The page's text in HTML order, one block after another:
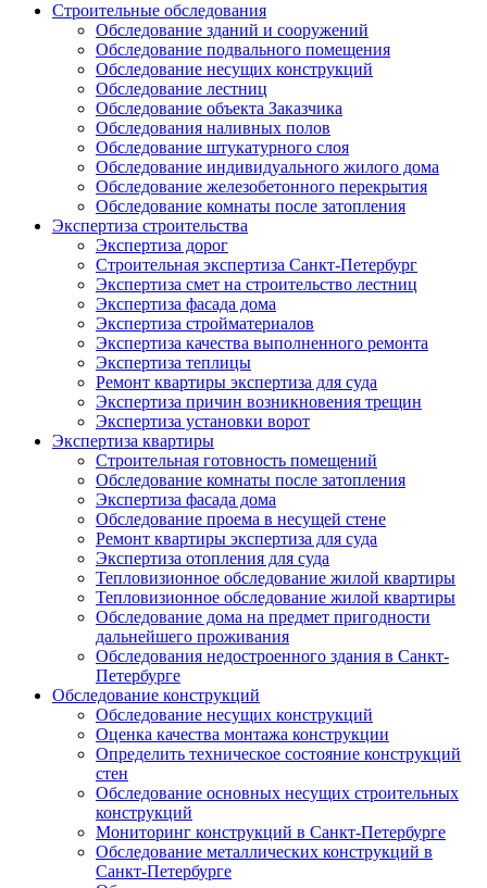
Строительные обследования
Обследование зданий и сооружений
Обследование подвального помещения
Обследование несущих конструкций
Обследование лестниц
Обследование объекта Заказчика
Обследования наливных полов
Обследование штукатурного слоя
Обследование индивидуального жилого дома
Обследование железобетонного перекрытия
Обследование комнаты после затопления
Экспертиза строительства
Экспертиза дорог
Строительная экспертиза Санкт-Петербург
Экспертиза смет на строительство лестниц
Экспертиза фасада дома
Экспертиза стройматериалов
Экспертиза качества выполненного ремонта
Экспертиза теплицы
Ремонт квартиры экспертиза для суда
Экспертиза причин возникновения трещин
Экспертиза установки ворот
Экспертиза квартиры
Строительная готовность помещений
Обследование комнаты после затопления
Экспертиза фасада дома
Обследование проема в несущей стене
Ремонт квартиры экспертиза для суда
Экспертиза отопления для суда
Тепловизионное обследование жилой квартиры
Тепловизионное обследование жилой квартиры
Обследование дома на предмет пригодности
дальнейшего проживания
Обследования недостроенного здания в Санкт-
Петербурге
Обследование конструкций
Обследование несущих конструкций
Оценка качества монтажа конструкции
Определить техническое состояние конструкций
стен
Обследование основных несущих строительных
конструкций
Мониторинг конструкций в Санкт-Петербурге
Обследование металлических конструкций в
Санкт-Петербурге